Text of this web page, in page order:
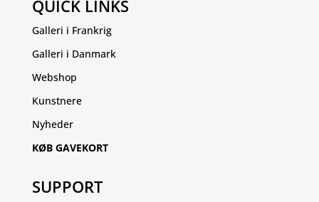
QUICK LINKS
Galleri i Frankrig
Galleri i Danmark
Webshop
Kunstnere
Nyheder
KØB GAVEKORT
SUPPORT